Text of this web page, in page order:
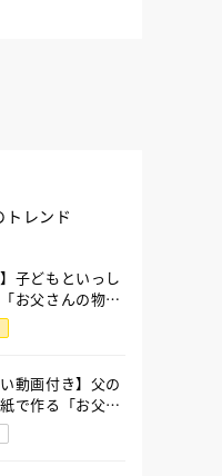
トレンド
子どもといっし
お父さんの物
動画付き】父の
で作る「お父さ
り方